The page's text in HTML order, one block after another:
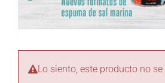
Lo siento, este producto no